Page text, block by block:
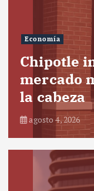
Economía
Chipotle
mercado
la cabeza
agosto 4, 2026